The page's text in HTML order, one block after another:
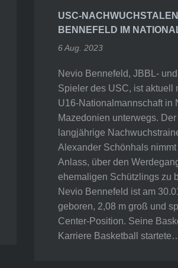
USC-
BENNEFELD IM
6 Aug. 2023
Nevio Bennefeld, JBBL-
Spieler des USC, ist aktuell
U16-Nationalmannschaft in
Mazedonien unterwegs. Der
langjährige
Alexander Schönhals
Anlass, über den
ehemaligen Schützlings zu
Nevio Bennefeld ist am
geboren, 2,08 m groß und
Center-Position. Seine
Karriere Basketball